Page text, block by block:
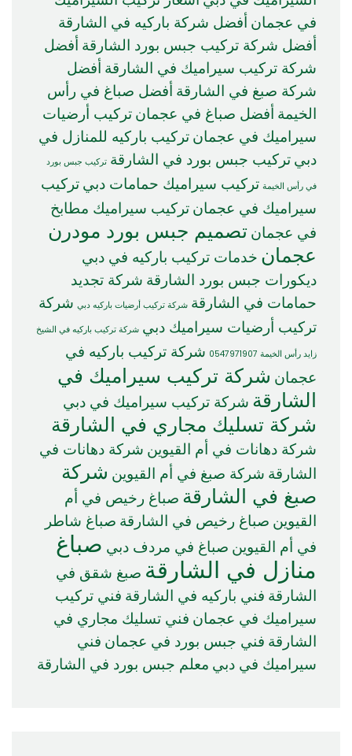
في عجمان أفضل شركة باركيه في الشارقة
أفضل شركة تركيب جبس بورد الشارقة أفضل
شركة تركيب سيراميك في الشارقة أفضل
شركة صبغ في الشارقة أفضل صباغ في رأس
الخيمة أفضل صباغ في عجمانتركيب أرضيات
سيراميك في عجمانتركيب باركيه للمنازل في
دبيتركيب جبس بورد في الشارقة تركيب جبس بورد
في رأس الخيمة تركيب سيراميك حمامات دبيتركيب
سيراميك في عجمانتركيب سيراميك مطابخ
في عجمان تصميم جبس بورد مودرن
عجمان خدمات تركيب باركيه في دبي
ديكورات جبس بورد الشارقة شركة تجديد
حمامات في الشارقة شركة تركيب أرضيات باركيه دبي شركة
تركيب أرضيات سيراميك دبي شركة تركيب باركيه في الشيخ
زايد رأس الخيمة 0547971907
شركة تركيب باركيه في
عجمان شركة تركيب سيراميك في
الشارقة شركة تركيب سيراميك في دبي
شركة تسليك مجاري في الشارقة
شركة دهانات في أم القيوين شركة دهانات في
الشارقة شركة صبغ في أم القيوين شركة
صبغ في الشارقة صباغ رخيص في أم
القيوين صباغ رخيص في الشارقة صباغ شاطر
في أم القيوين صباغ في مردف دبي صباغ
منازل في الشارقة صبغ شقق في
الشارقة فني باركيه في الشارقة فني تركيب
سيراميك في عجمان فني تسليك مجاري في
الشارقة فني جبس بورد في عجمان فني
سيراميك في دبي معلم جبس بورد في الشارقة